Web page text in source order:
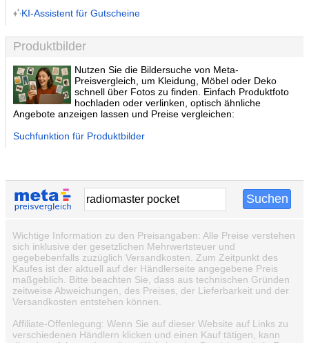
KI-Assistent für Gutscheine
Produktbilder
Nutzen Sie die Bildersuche von Meta-
Preisvergleich, um Kleidung, Möbel oder Deko
schnell über Fotos zu finden. Einfach Produktfoto
hochladen oder verlinken, optisch ähnliche
Angebote anzeigen lassen und Preise vergleichen:
Suchfunktion für Produktbilder
Wichtige Information zu den Preisangaben: Alle Preise verstehen
sich inklusive der gesetzlichen Mehrwertsteuer und
gegebebenfalls zuzüglich Versandkosten. Zum Zeitpunkt des
Kaufes ist der aktuell auf der Händlerseite angegebene Preis
maßgeblich. Bitte beachten Sie, dass aus technischen Gründen
zeitweise Abweichungen, des Preises, der Lieferbarkeit und der
Versandkosten entstehen können.
Affiliate-Offenlegung: Wenn Sie auf dieser Website auf Links zu
verschiedenen Händlern klicken und einen Kauf tätigen, kann